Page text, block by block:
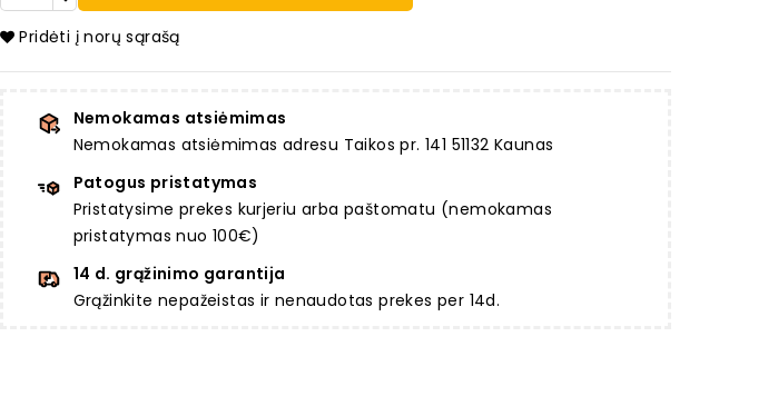
Pridėti į norų sąrašą
Nemokamas atsiėmimas
Nemokamas atsiėmimas adresu Taikos pr. 141 51132 Kaunas
Patogus pristatymas
Pristatysime prekes kurjeriu arba paštomatu (nemokamas
pristatymas nuo 100€)
14 d. grąžinimo garantija
Grąžinkite nepažeistas ir nenaudotas prekes per 14d.